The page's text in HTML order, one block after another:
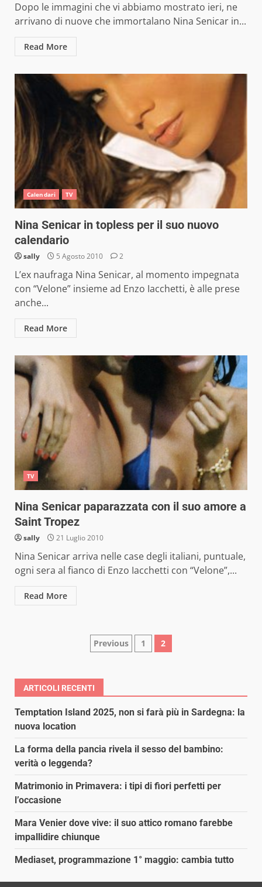
Dopo le immagini che vi abbiamo mostrato ieri, ne
arrivano di nuove che immortalano Nina Senicar in...
Read More
Calendari TV
Nina Senicar in topless per il suo nuovo
calendario
sally 5 Agosto 2010 2
L’ex naufraga Nina Senicar, al momento impegnata
con “Velone” insieme ad Enzo Iacchetti, è alle prese
anche...
Read More
TV
Nina Senicar paparazzata con il suo amore a
Saint Tropez
sally 21 Luglio 2010
Nina Senicar arriva nelle case degli italiani, puntuale,
ogni sera al fianco di Enzo Iacchetti con “Velone”,...
Read More
Paginazione
articoli
Previous 1 2
ARTICOLI RECENTI
Temptation Island 2025, non si farà più in Sardegna: la
nuova location
La forma della pancia rivela il sesso del bambino:
verità o leggenda?
Matrimonio in Primavera: i tipi di fiori perfetti per
l’occasione
Mara Venier dove vive: il suo attico romano farebbe
impallidire chiunque
Mediaset, programmazione 1° maggio: cambia tutto